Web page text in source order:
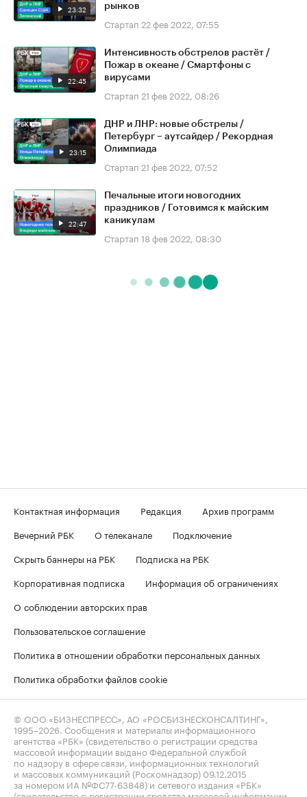
23:32
рынков
Стартап 22 фев 2022, 07:55
22:45
Интенсивность обстрелов растёт /
Пожар в океане / Смартфоны с
вирусами
Стартап 21 фев 2022, 08:26
23:15
ДНР и ЛНР: новые обстрелы /
Петербург – аутсайдер / Рекордная
Олимпиада
Стартап 21 фев 2022, 07:52
22:47
Печальные итоги новогодних
праздников / Готовимся к майским
каникулам
Стартап 18 фев 2022, 08:30
Контактная информация Редакция
Архив программ
Вечерний РБК
О телеканале
Подключение
Скрыть баннеры на РБК
Подписка на РБК
Корпоративная подписка
Информация об ограничениях
О соблюдении авторских прав
Пользовательское соглашение
Политика в отношении обработки персональных данных
Политика обработки файлов cookie
© ООО «БИЗНЕСПРЕСС», АО «РОСБИЗНЕСКОНСАЛТИНГ»,
1995–2026 . Сообщения и материалы информационного
агентства «РБК» (свидетельство о регистрации средства
массовой информации выдано Федеральной службой
по надзору в сфере связи, информационных технологий
и массовых коммуникаций (Роскомнадзор) 09.12.2015
за номером ИА №ФС77-63848) и сетевого издания «РБК»